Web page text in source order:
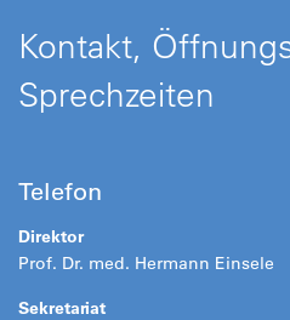
Kontakt,
Sprechzeiten
Telefon
Direktor
Prof. Dr. med. Hermann Einsele
Sekretariat